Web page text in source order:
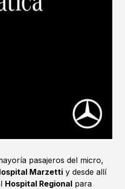
pasajeros del micro,
Marzetti y desde allí
Hospital Regional para